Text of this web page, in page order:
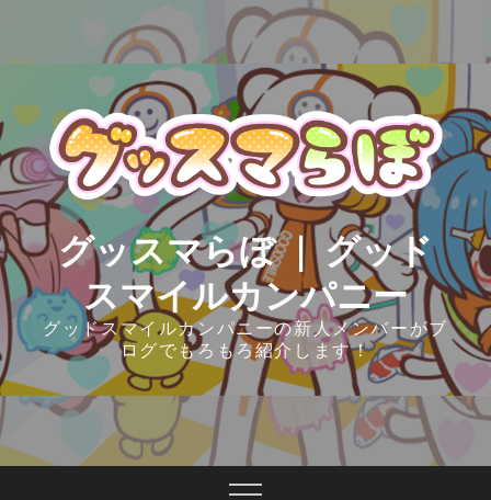
グッスマらぼ ｜ グッド
スマイルカンパニー
グッドスマイルカンパニーの新人メンバーがブ
ログでもろもろ紹介します！